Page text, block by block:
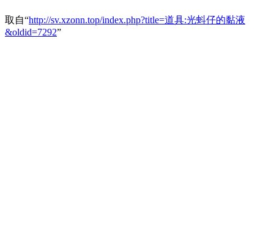
取自“http://sv.xzonn.top/index.php?title=道具:光蚪仔的黏液
&oldid=7292”